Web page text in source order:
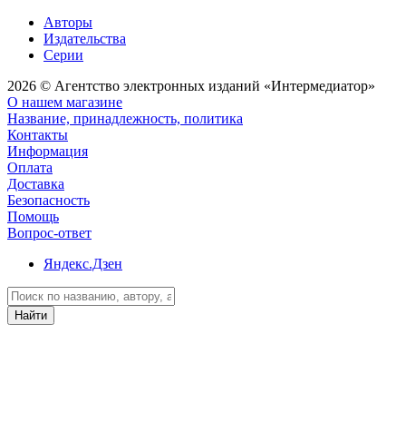
Авторы
Издательства
Серии
2026 © Агентство электронных изданий «Интермедиатор»
О нашем магазине
Название, принадлежность, политика
Контакты
Информация
Оплата
Доставка
Безопасность
Помощь
Вопрос-ответ
Яндекс.Дзен
Найти